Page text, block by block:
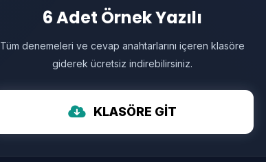
6 Adet Örnek Yazılı
Tüm denemeleri ve cevap anahtarlarını içeren klasöre
giderek ücretsiz indirebilirsiniz.
KLASÖRE GİT